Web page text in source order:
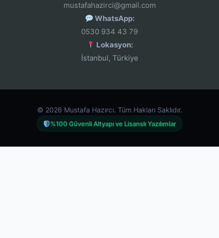
mustafahazirci@gmail.com
WhatsApp:
0530 934 43 79
Lokasyon:
İstanbul, Türkiye
© 2026 Mustafa Hazırcı. Tüm Hakları Saklıdır.
%100 Güvenli Altyapı ve Lisanslı Yazılımlar